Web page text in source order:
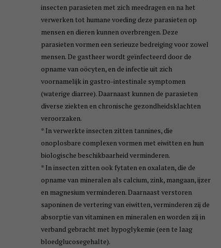
insecten parasieten met zich meedragen en na het
verwerken tot humane voeding deze parasieten op
mensen en dieren kunnen overbrengen. Deze
parasieten vormen een serieuze bedreiging voor zowel
mensen. De gastheer wordt geïnfecteerd door de
opname van oöcyten, en de infectie uit zich
voornamelijk in gastro-intestinale symptomen
(waterige diarree). Daarnaast kunnen de parasieten
diverse ziekten en chronische gezondheidsklachten
veroorzaken.
* In verwerkte insecten zitten tannines, die
onoplosbare complexen vormen met eiwitten en hun
biologische beschikbaarheid verminderen.
* In insecten zitten ook fytaten en oxalaten, die de
opname van mineralen als calcium, zink, mangaan, ijzer
en magnesium verminderen. Daarnaast verstoren
saponinen de vertering van eiwitten, verminderen zij de
absorptie van vitaminen en mineralen en worden zij in
verband gebracht met hypoglykemie (een te laag
bloedglucosegehalte).